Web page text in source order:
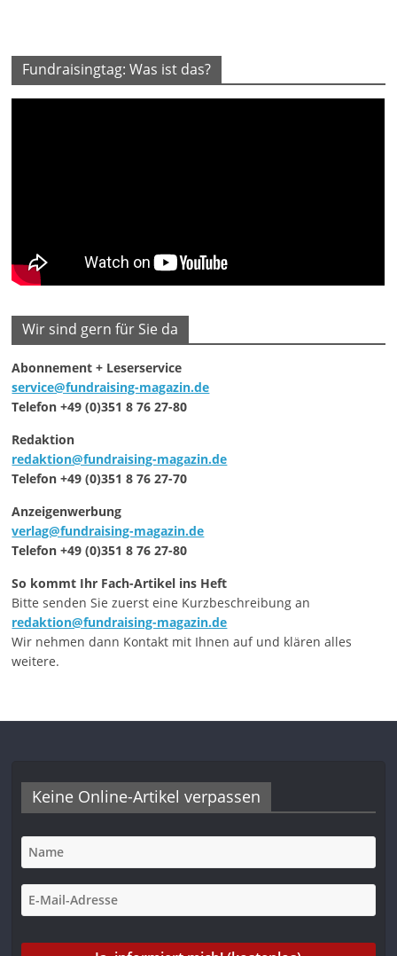
Fundraisingtag: Was ist das?
Wir sind gern für Sie da
Abonnement + Leserservice
service@fundraising-magazin.de
Telefon +49 (0)351 8 76 27-80
Redaktion
redaktion@fundraising-magazin.de
Telefon +49 (0)351 8 76 27-70
Anzeigenwerbung
verlag@fundraising-magazin.de
Telefon +49 (0)351 8 76 27-80
So kommt Ihr Fach-Artikel ins Heft
Bitte senden Sie zuerst eine Kurzbeschreibung an
redaktion@fundraising-magazin.de
Wir nehmen dann Kontakt mit Ihnen auf und klären alles
weitere.
Keine Online-Artikel verpassen